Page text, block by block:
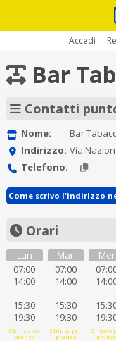
Accedi
Bar
Contatti
Nome:
Bar
Indirizzo: Via
Telefono:-
Come scrivo l'indirizzo
Orari
Lun
07:00
14:00
-
15:30
19:30
Chiuso per
pranzo
Mar
07:00
14:00
-
15:30
19:30
Chiuso per
pranzo
Mer
-
Chiuso
pranzo